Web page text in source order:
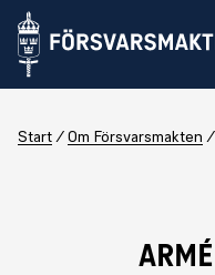
Start Om Försvarsmakten